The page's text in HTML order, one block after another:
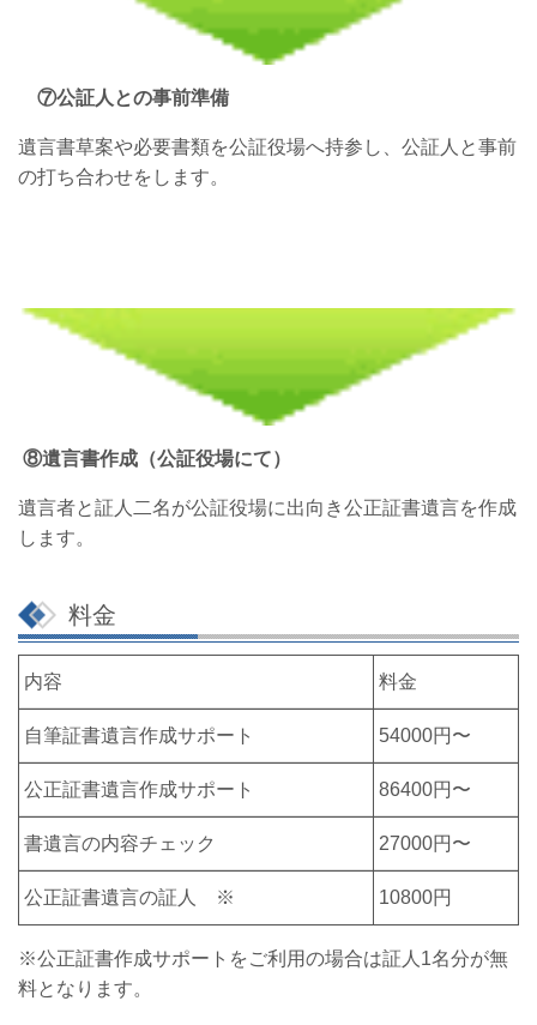
⑦公証人との事前準備
遺言書草案や必要書類を公証役場へ持参し、公証人と事前
の打ち合わせをします。
⑧遺言書作成（公証役場にて）
遺言者と証人二名が公証役場に出向き公正証書遺言を作成
します。
料金
内容 料金
自筆証書遺言作成サポート 54000円〜
公正証書遺言作成サポート 86400円〜
書遺言の内容チェック 27000円〜
公正証書遺言の証人 ※ 10800円
※公正証書作成サポートをご利用の場合は証人1名分が無
料となります。